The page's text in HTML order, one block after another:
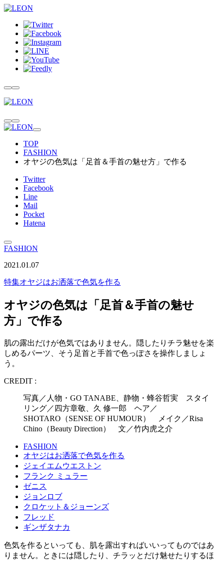
TOP
FASHION
オヤジの色気は「足首＆手首の魅せ方」で作る
Twitter
Facebook
Line
Mail
Pocket
Hatena
FASHION
2021.01.07
特集オヤジはお洒落で色気を作る
オヤジの色気は「足首＆手首の魅せ
方」で作る
肌の露出だけが色気ではありません。隠したりチラ魅せを楽
しめるパーツ、そう足首と手首で色っぽさを操作しましょ
う。
CREDIT :
写真／人物・GO TANABE、静物・蜂谷哲実 スタイ
リング／四方章敬、久 修一郎 ヘア／
SHOTARO（SENSE OF HUMOUR） メイク／Risa
Chino（Beauty Direction） 文／竹内虎之介
FASHION
オヤジはお洒落で色気を作る
ジェイエムウエストン
フランク ミュラー
ゼニス
ジョンロブ
クロケット＆ジョーンズ
フレッド
ギンザタナカ
色気を作るといっても、肌を露出すればいいってものではあ
りません。ときには隠したり、チラッとだけ魅せたりするほ